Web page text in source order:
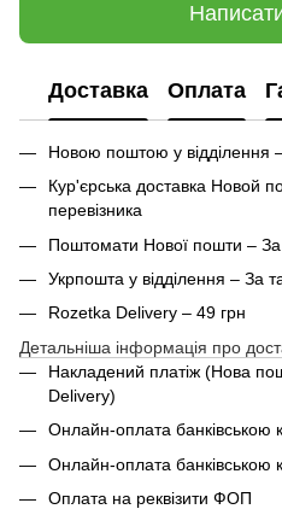
Доставка Оплата
Новою поштою у відділення
Кур'єрська доставка Новой
перевізника
Поштомати Нової пошти –
Укрпошта у відділення – За
Rozetka Delivery – 49 грн
Детальніша інформація про
Накладений платіж (Нова
Delivery)
Онлайн-оплата банківською
Онлайн-оплата банківською
Оплата на реквізити ФОП